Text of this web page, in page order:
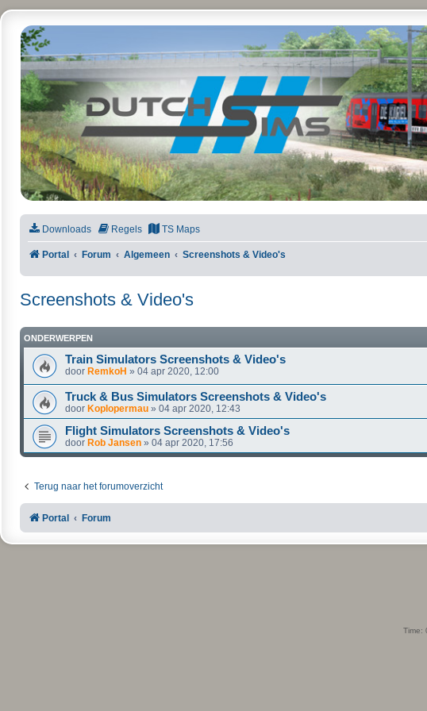
DutchSims
Downloads Regels TS Maps
Portal Forum Algemeen Screenshots & Video's
Screenshots & Video's
ONDERWERPEN
Train Simulators Screenshots & Video's
door RemkoH » 04 apr 2020, 12:00
Truck & Bus Simulators Screenshots & Video's
door Koplopermau » 04 apr 2020, 12:43
Flight Simulators Screenshots & Video's
door Rob Jansen » 04 apr 2020, 17:56
Terug naar het forumoverzicht
Portal Forum
Time: